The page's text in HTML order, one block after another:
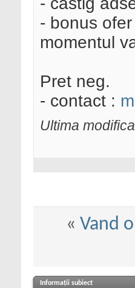
- bonus
momentul
Pret neg.
- contact :
Ultima
« Vand
Informații subiect